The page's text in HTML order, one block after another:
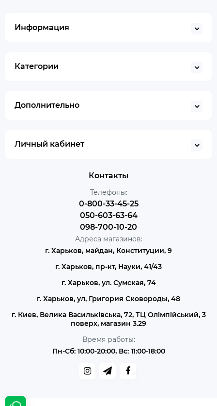
Информация
Категории
Дополнительно
Личный кабинет
Контакты
Телефоны:
0-800-33-45-25
050-603-63-64
098-700-10-20
Адреса магазинов:
г. Харьков, майдан, Конституции, 9
г. Харьков, пр-кт, Науки, 41/43
г. Харьков, ул. Сумская, 74
г. Харьков, ул, Григория Сковороды, 48
г. Киев, Велика Васильківська, 72, ТЦ Олімпійський, 3
поверх, магазин 3.29
Время работы:
Пн-Сб: 10:00-20:00, Вс: 11:00-18:00